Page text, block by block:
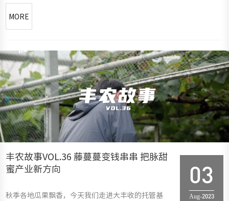
MORE
丰农故事VOL.36 藤蔓蔓变钱串串 把脉甜
蜜产业新方向
秋季各地瓜果飘香，今天我们走进大丰收的托管基
03
Aug-2023